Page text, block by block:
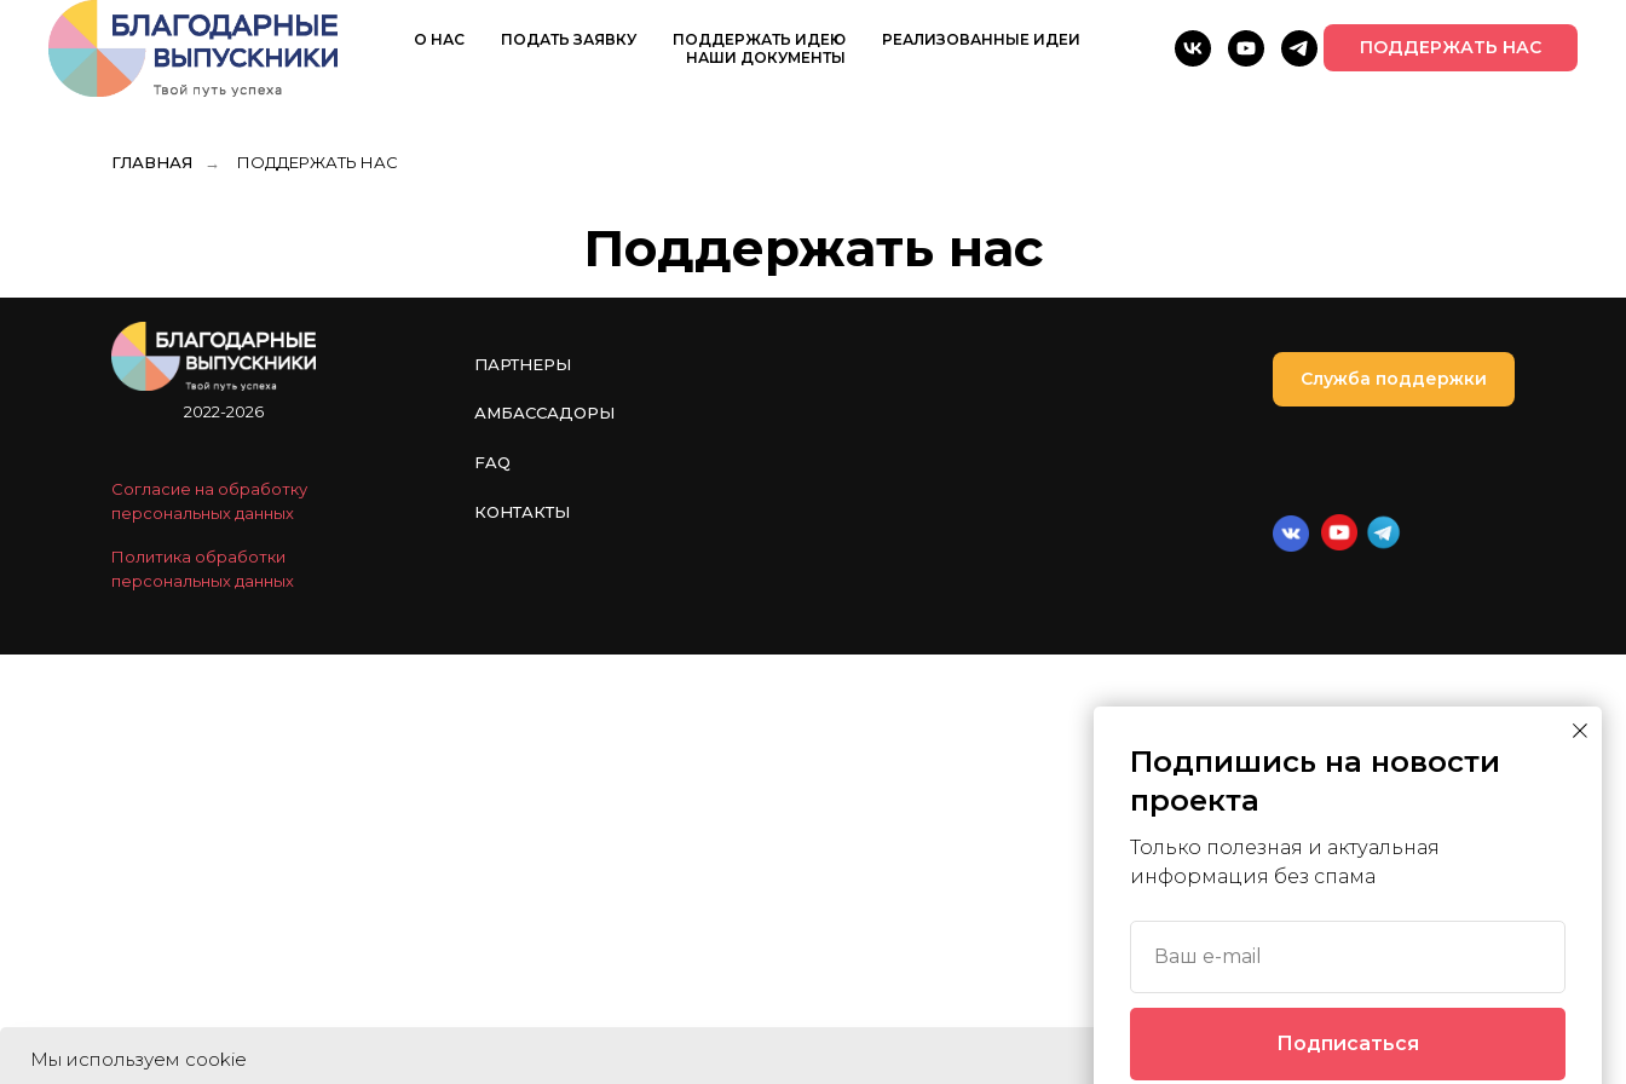
О НАС ПОДАТЬ ЗАЯВКУ ПОДДЕРЖАТЬ ИДЕЮ
РЕАЛИЗОВАННЫЕ ИДЕИ
НАШИ ДОКУМЕНТЫ
ПОДДЕРЖАТЬ НАС
ГЛАВНАЯ → ПОДДЕРЖАТЬ НАС
Поддержать нас
2022-2026
Согласие на обработку
персональных данных
Политика обработки
персональных данных
Служба поддержки
АМБАССАДОРЫ
FAQ
КОНТАКТЫ
ПАРТНЕРЫ
Мы используем cookie
Подпишись на новости
проекта
Только полезная и актуальная
информация без спама
Ваш e-mail
Подписаться